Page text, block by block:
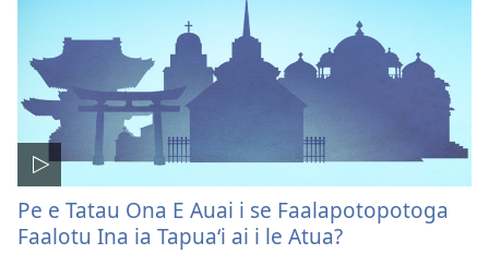
Pe e Tatau Ona E Auai i se Faalapotopotoga
Faalotu Ina ia Tapuaʻi ai i le Atua?